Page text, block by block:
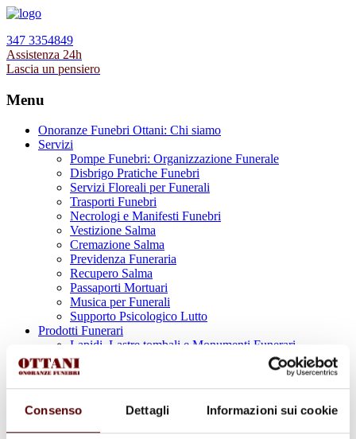
Consenso Dettagli Informazioni sui cookie
347 3354849
Assistenza 24h
Lascia un pensiero
Menu
Onoranze Funebri Ottani: Chi siamo
Servizi
Pompe Funebri: Organizzazione Funerale
Disbrigo Pratiche Funebri
Servizi Floreali per Funerali
Trasporti Funebri
Necrologi e Manifesti Funebri
Vestizione Salma
Cremazione Salma
Previdenza Funeraria
Recupero Salma
Passaporti Mortuari
Musica per Funerali
Supporto Psicologico Lutto
Prodotti Funerari
Lapidi, Lastre tombali e Monumenti Funerari
Urne Cinerarie
Allestimento Funebre
Cofani Funebri
In caso di decesso
Necrologi
News